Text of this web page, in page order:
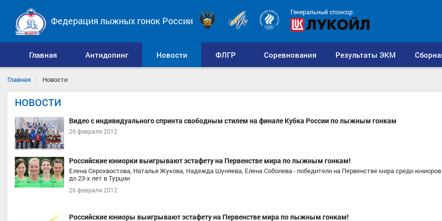
Генеральный спонсор:
Федерация лыжных гонок России
Главная Антидопинг Новости ФЛГР Соревнования Результаты ЭКМ
Главная Новости
НОВОСТИ
Видео с индивидуального спринта свободным стилем на финале Кубка России по лыжным гонкам
26 февраля 2012
Российские юниорки выигрывают эстафету на Первенстве мира по лыжным гонкам!
Елена Серохвостова, Наталья Жукова, Надежда Шуняева, Елена Соболева - победители на Первенстве мира среди
до 23-х лет в Турции
26 февраля 2012
Российские юниоры выигрывают эстафету на Первенстве мира по лыжным гонкам!